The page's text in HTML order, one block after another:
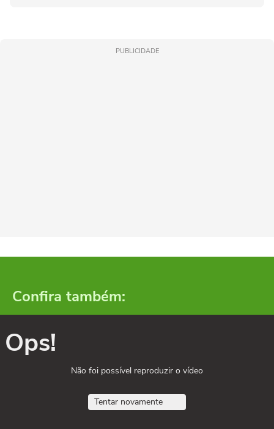
PUBLICIDADE
Confira também:
Ops!
Não foi possível reproduzir o vídeo
Tentar novamente